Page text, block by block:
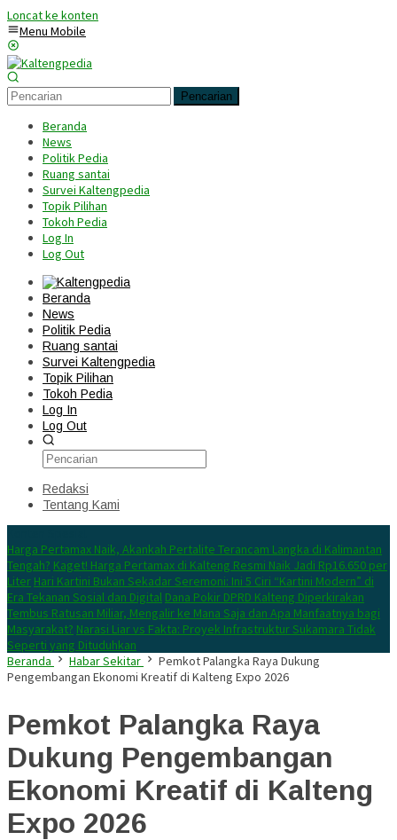
Loncat ke konten
Menu Mobile
Pencarian
Beranda
News
Politik Pedia
Ruang santai
Survei Kaltengpedia
Topik Pilihan
Tokoh Pedia
Log In
Log Out
Beranda
News
Politik Pedia
Ruang santai
Survei Kaltengpedia
Topik Pilihan
Tokoh Pedia
Log In
Log Out
Redaksi
Tentang Kami
Harga Pertamax Naik, Akankah Pertalite Terancam Langka di Kalimantan
Tengah? Kaget! Harga Pertamax di Kalteng Resmi Naik Jadi Rp16.650 per
Liter Hari Kartini Bukan Sekadar Seremoni: Ini 5 Ciri “Kartini Modern” di
Era Tekanan Sosial dan Digital Dana Pokir DPRD Kalteng Diperkirakan
Tembus Ratusan Miliar, Mengalir ke Mana Saja dan Apa Manfaatnya bagi
Masyarakat? Narasi Liar vs Fakta: Proyek Infrastruktur Sukamara Tidak
Seperti yang Dituduhkan
Beranda
Habar Sekitar
Pemkot Palangka Raya Dukung
Pengembangan Ekonomi Kreatif di Kalteng Expo 2026
Pemkot Palangka Raya
Dukung Pengembangan
Ekonomi Kreatif di Kalteng
Expo 2026